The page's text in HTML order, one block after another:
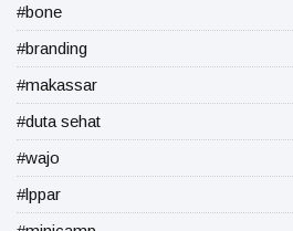
#bone
#branding
#makassar
#duta sehat
#wajo
#lppar